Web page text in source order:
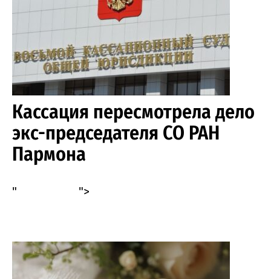
Кассация пересмотрела дело
экс-председателя СО РАН
Пармона
" ">